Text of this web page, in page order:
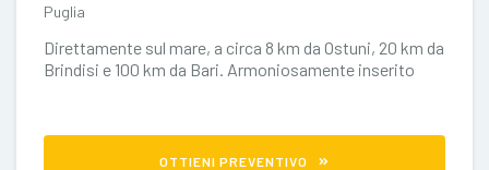
Puglia
Direttamente sul mare, a circa 8 km da Ostuni, 20 km da
Brindisi e 100 km da Bari. Armoniosamente inserito
OTTIENI PREVENTIVO